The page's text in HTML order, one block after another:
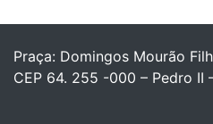
Praça: Domingos Mourão
CEP 64. 255 -000 – Pedro II